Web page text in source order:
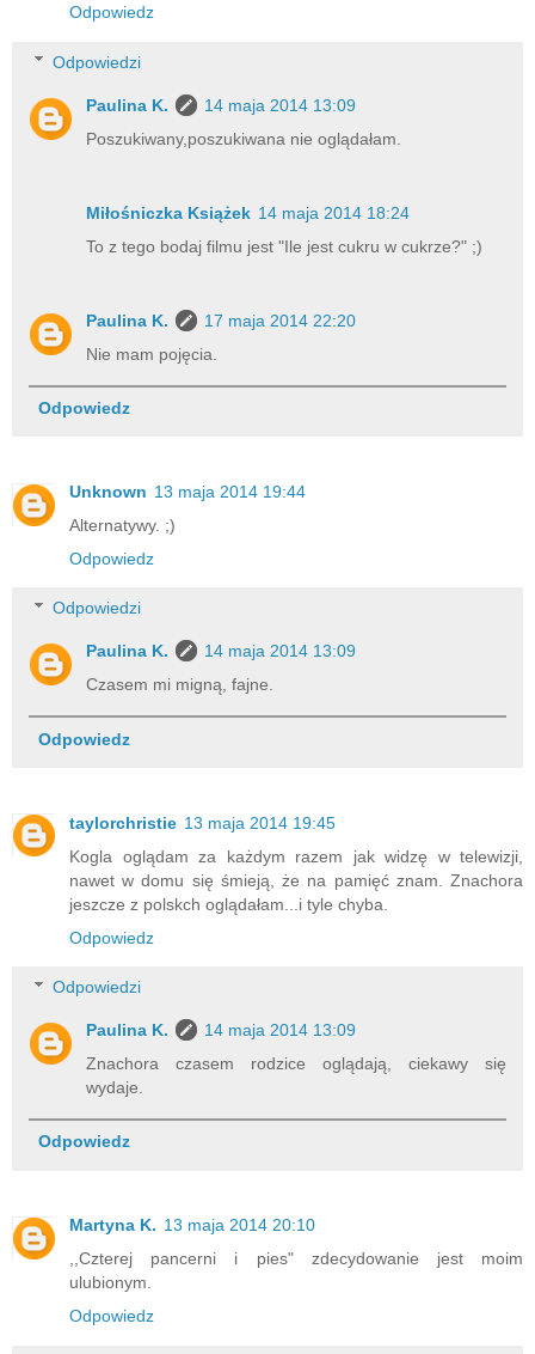
Odpowiedz
Odpowiedzi
Paulina K.
14 maja 2014 13:09
Poszukiwany,poszukiwana nie oglądałam.
Miłośniczka Książek 14 maja 2014 18:24
To z tego bodaj filmu jest "Ile jest cukru w cukrze?" ;)
Paulina K.
17 maja 2014 22:20
Nie mam pojęcia.
Odpowiedz
Unknown 13 maja 2014 19:44
Alternatywy. ;)
Odpowiedz
Odpowiedzi
Paulina K.
14 maja 2014 13:09
Czasem mi migną, fajne.
Odpowiedz
taylorchristie 13 maja 2014 19:45
Kogla oglądam za każdym razem jak widzę w telewizji,
nawet w domu się śmieją, że na pamięć znam. Znachora
jeszcze z polskch oglądałam...i tyle chyba.
Odpowiedz
Odpowiedzi
Paulina K.
14 maja 2014 13:09
Znachora czasem rodzice oglądają, ciekawy się
wydaje.
Odpowiedz
Martyna K. 13 maja 2014 20:10
,,Czterej pancerni i pies" zdecydowanie jest moim
ulubionym.
Odpowiedz